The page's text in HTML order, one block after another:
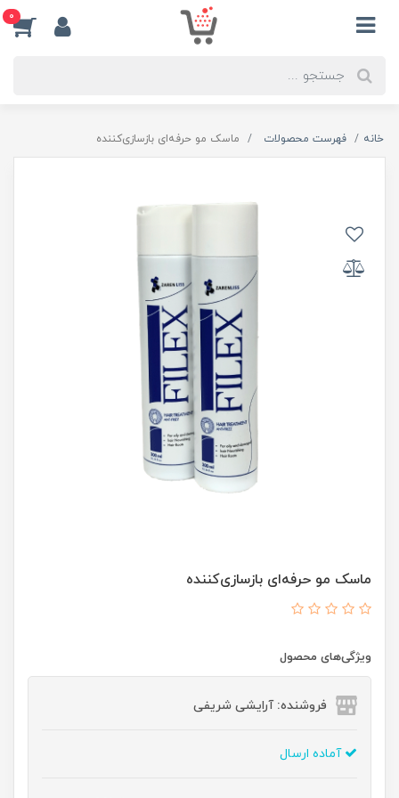
0
خانه فهرست محصولات ماسک مو حرفه‌ای بازسازی‌کننده
ماسک مو حرفه‌ای بازسازی‌کننده
ویژگی‌های محصول
فروشنده: آرایشی شریفی
آماده ارسال